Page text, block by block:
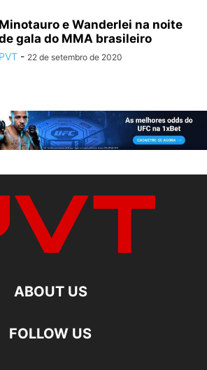
Minotauro e Wanderlei na noite
gala do MMA brasileiro
PVT - 22 de setembro de 2020
ABOUT US
FOLLOW US